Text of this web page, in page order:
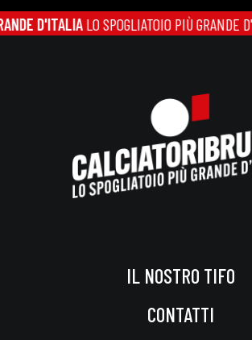
LO SPOGLIATOIO PIÙ GRANDE D'ITALIA
IL NOSTRO TIFO
CONTATTI